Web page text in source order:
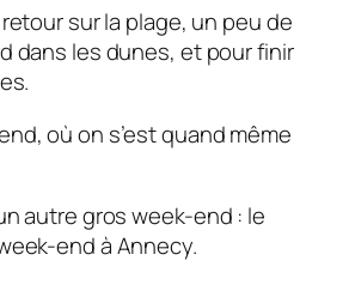
sur la plage, un peu de
dans les dunes, et pour finir
où on s’est quand même
autre gros week-end : le
end à Annecy.